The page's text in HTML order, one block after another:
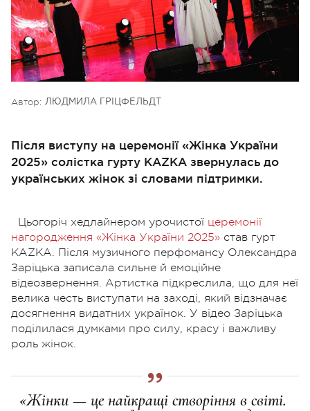
Автор: ЛЮДМИЛА ГРІЦФЕЛЬДТ
Після виступу на церемонії «Жінка України
2025» солістка гурту KAZKA звернулась до
українських жінок зі словами підтримки.
Цьогоріч хедлайнером урочистої церемонії
нагородження «Жінка України 2025» став гурт
KAZKA. Після музичного перфомансу Олександра
Заріцька записала сильне й емоційне
відеозвернення. Артистка підкреслила, що для неї
велика честь виступати на заході, який відзначає
досягнення видатних українок. У відео Заріцька
поділилася думками про силу, красу і важливу
роль жінок.
«Жінки — це найкращі створіння в світі.